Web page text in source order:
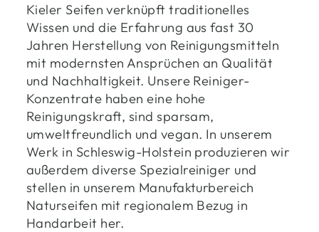
Kieler Seifen verknüpft traditionelles
Wissen und die Erfahrung aus fast 30
Jahren Herstellung von Reinigungsmitteln
mit modernsten Ansprüchen an Qualität
und Nachhaltigkeit. Unsere Reiniger-
Konzentrate haben eine hohe
Reinigungskraft, sind sparsam,
umweltfreundlich und vegan. In unserem
Werk in Schleswig-Holstein produzieren wir
außerdem diverse Spezialreiniger und
stellen in unserem Manufakturbereich
Naturseifen mit regionalem Bezug in
Handarbeit her.